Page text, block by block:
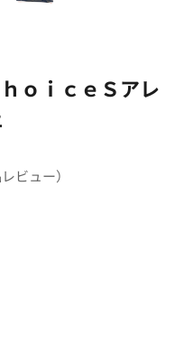
ｏｉｃｅＳアレ
ビュー）